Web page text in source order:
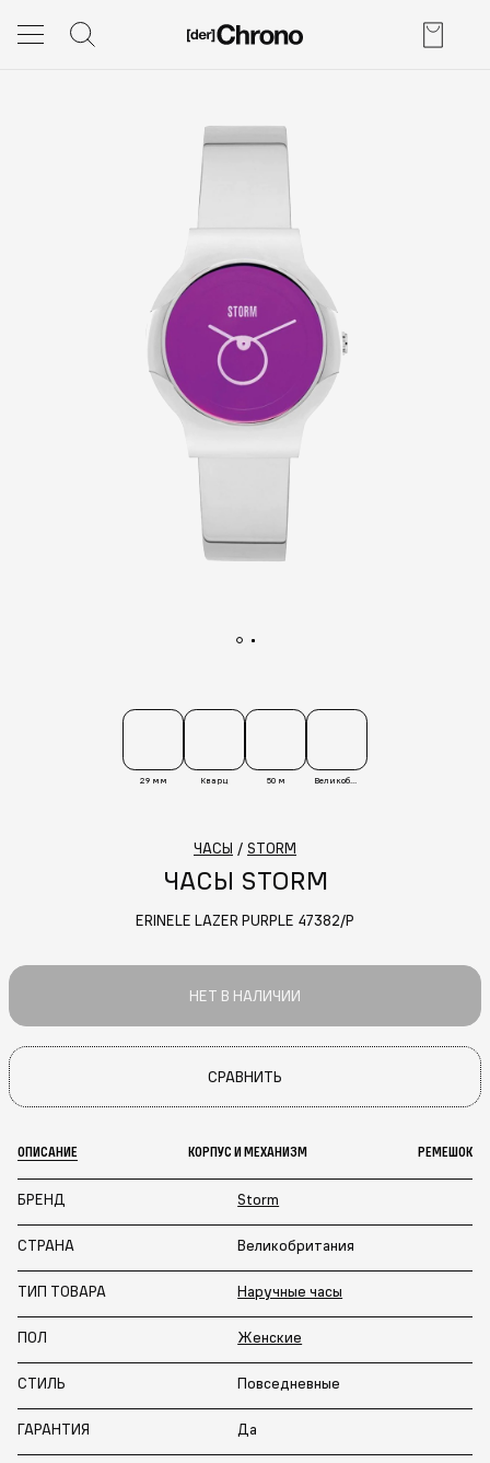
29 мм Кварц 50 м Великобритания
ЧАСЫ / STORM
ЧАСЫ STORM
ERINELE LAZER PURPLE 47382/P
НЕТ В НАЛИЧИИ
СРАВНИТЬ
ОПИСАНИЕ КОРПУС И МЕХАНИЗМ РЕМЕШОК
БРЕНД Storm
СТРАНА Великобритания
ТИП ТОВАРА Наручные часы
ПОЛ Женские
СТИЛЬ Повседневные
ГАРАНТИЯ Да